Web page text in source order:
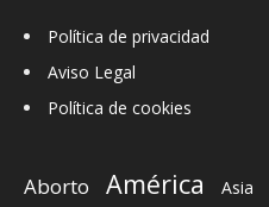
Política de privacidad
Aviso Legal
Política de cookies
Aborto América Asia